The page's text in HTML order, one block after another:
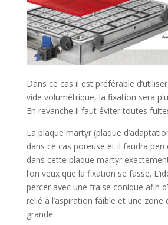
Dans ce cas il est préférable
vide volumétrique, la fixation sera
En revanche il faut éviter toutes
La plaque martyr (plaque
dans ce cas poreuse et il faudra
dans cette plaque martyr
l’on veux que la fixation se fasse.
percer avec une fraise conique afin
relié à l’aspiration faible et une zone
grande.